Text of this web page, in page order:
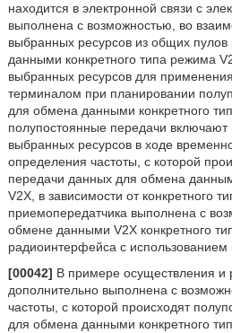
находится в электронной связи с
выполнена с возможностью, во
выбранных ресурсов из общих
данными конкретного типа режима
выбранных ресурсов для
терминалом при планировании
для обмена данными конкретного
полупостоянные передачи
выбранных ресурсов в ходе
определения частоты, с которой
передачи данных для обмена
V2X, в зависимости от конкретного
приемопередатчика выполнена с
обмене данными V2X конкретного
радиоинтерфейса с
[00042] В примере осуществления и
дополнительно выполнена с
частоты, с которой происходят
для обмена данными конкретного